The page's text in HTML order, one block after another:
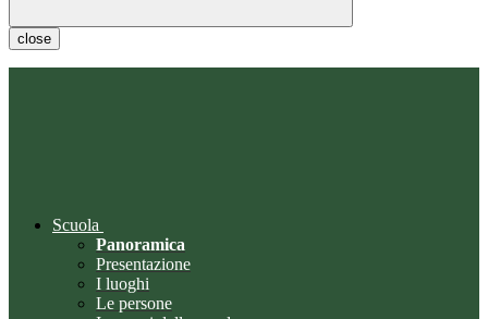
close
Scuola
Panoramica
Presentazione
I luoghi
Le persone